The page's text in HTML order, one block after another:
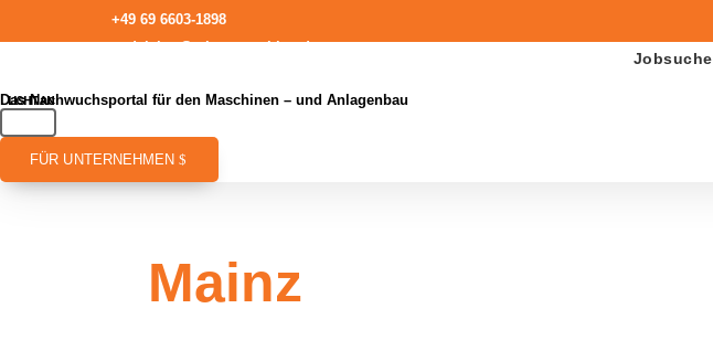
+49 69 6603-1898
redaktion@talentmaschine.de
Jobsuche
Das Nachwuchsportal für den Maschinen – und Anlagenbau
FÜR UNTERNEHMEN
Mainz